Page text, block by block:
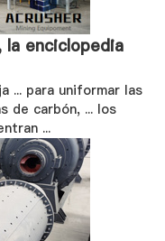
enciclopedia
... para uniformar las
de carbón, ... los
...